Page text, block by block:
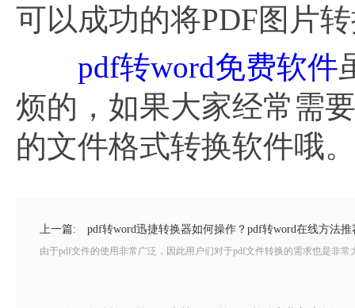
可以成功的将PDF图片
pdf转word免费软件
烦的，如果大家经常需
的文件格式转换软件哦。
上一篇: pdf转word迅捷转换器如何操作？pdf转word在线方法推
由于pdf文件的使用非常广泛，因此用户们对于pdf文件转换的需求也是非